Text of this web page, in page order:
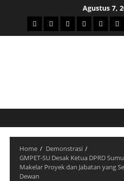
Agustus 7,
Home
Demonstrasi
GMPET-SU Desak Ketua DPRD
Makelar Proyek dan Jabatan yang
Dewan